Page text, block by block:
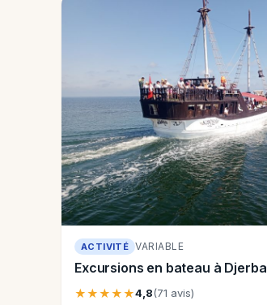
ACTIVITÉ VARIABLE
Excursions en bateau à Djerba
★★★★★4,8(71 avis)